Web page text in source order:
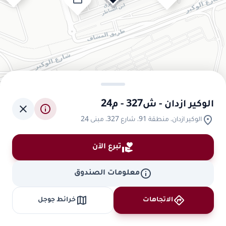
الوكير ازدان - ش327 - م24
location_on الوكير ازدان، منطقة 91، شارع 327، مبنى 24
info
close
volunteer_activismتبرع الآن
infoمعلومات الصندوق
directions الاتجاهات map خرائط جوجل